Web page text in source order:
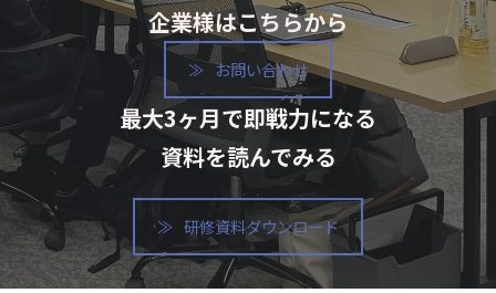
企業様はこちらから
お問い合わせ
最大3ヶ月で即戦力になる
資料を読んでみる
研修資料ダウンロード